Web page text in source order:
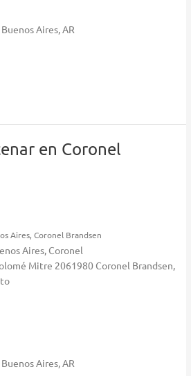
Aires, AR
en Coronel
Aires, Coronel Brandsen
Aires, Coronel
Mitre 2061980 Coronel Brandsen,
Aires, AR